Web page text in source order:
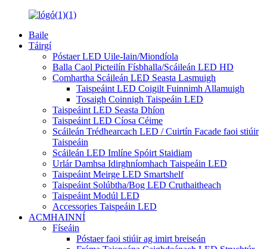
Baile
Táirgí
Póstaer LED Uile-Iain/Miondíola
Balla Caol Picteilín Físbhalla/Scáileán LED HD
Comhartha Scáileán LED Seasta Lasmuigh
Taispeáint LED Coigilt Fuinnimh Allamuigh
Tosaigh Coinnigh Taispeáin LED
Taispeáint LED Seasta Dhíon
Taispeáint LED Cíosa Céime
Scáileán Trédhearcach LED / Cuirtín Facade faoi stiúir
Taispeáin
Scáileán LED Imlíne Spóirt Staidiam
Urlár Damhsa Idirghníomhach Taispeáin LED
Taispeáint Meirge LED Smartshelf
Taispeáint Solúbtha/Bog LED Cruthaitheach
Taispeáint Modúl LED
Accessories Taispeáin LED
ACMHAINNÍ
Físeáin
Póstaer faoi stiúir ag imirt breiseán